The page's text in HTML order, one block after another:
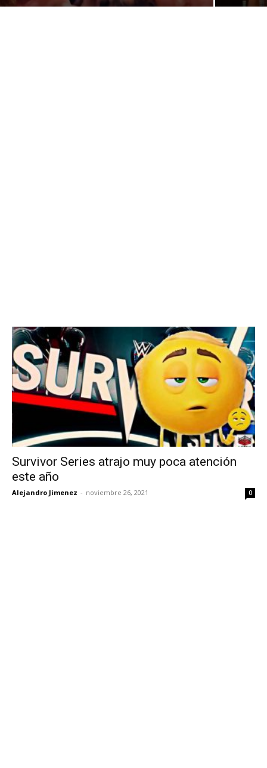
Survivor Series atrajo muy poca atención
este año
Alejandro Jimenez - noviembre 26, 2021 0